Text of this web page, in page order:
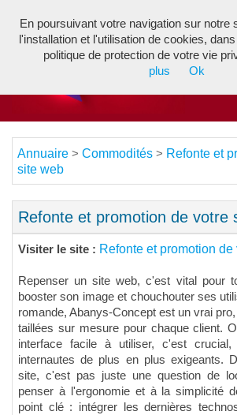
Annuaire > Commodités > Refonte et
site web
Refonte et promotion de votre
Visiter le site : Refonte et promotion
Repenser un site web, c'est vital pour
booster son image et chouchouter ses
romande, Abanys-Concept est un vrai
taillées sur mesure pour chaque client.
interface facile à utiliser, c'est
internautes de plus en plus exigeants.
site, c'est pas juste une question de
penser à l'ergonomie et à la simplicité
point clé : intégrer les dernières
En poursuivant votre navigation sur notre
l'installation et l'utilisation de cookies,
politique de protection de votre vie
plus
Ok